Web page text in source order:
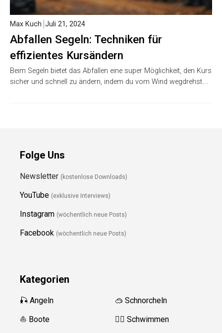
Abfallen Segeln: Techniken für
effizientes Kursändern
Max Kuch Juli 21, 2024
Beim Segeln bietet das Abfallen eine super Möglichkeit, den Kurs
sicher und schnell zu ändern, indem du vom Wind wegdrehst….
Folge Uns
Newsletter (kostenlose Downloads)
YouTube (exklusive Interviews)
Instagram (wöchentlich neue Posts)
Facebook (wöchentlich neue Posts)
Kategorien
🎣 Angeln
⛵️ Boote
🥽 Schnorcheln
🏊‍♂️ Schwimmen